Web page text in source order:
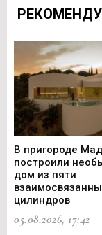
В пригороде
построили
дом из пяти
цилиндров
05.08.2026, 17:42